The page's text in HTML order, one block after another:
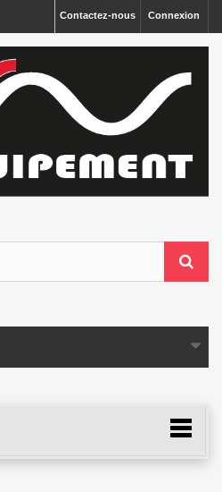
Connexion
Contactez-nous